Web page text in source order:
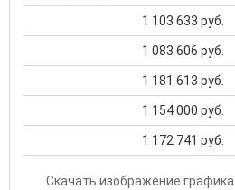
1 103 633 руб.
1 083 606 руб.
1 181 613 руб.
1 154 000 руб.
1 172 741 руб.
Скачать изображение графика